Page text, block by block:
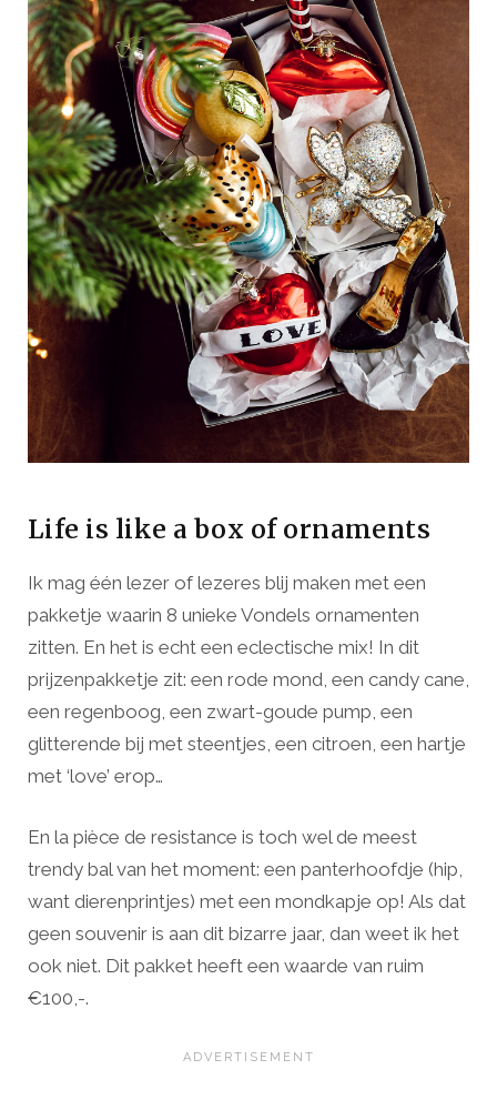
Life is like a box of ornaments
Ik mag één lezer of lezeres blij maken met een
pakketje waarin 8 unieke Vondels ornamenten
zitten. En het is echt een eclectische mix! In dit
prijzenpakketje zit: een rode mond, een candy cane,
een regenboog, een zwart-goude pump, een
glitterende bij met steentjes, een citroen, een hartje
met ‘love’ erop…
En la pièce de resistance is toch wel de meest
trendy bal van het moment: een panterhoofdje (hip,
want dierenprintjes) met een mondkapje op! Als dat
geen souvenir is aan dit bizarre jaar, dan weet ik het
ook niet. Dit pakket heeft een waarde van ruim
€100,-.